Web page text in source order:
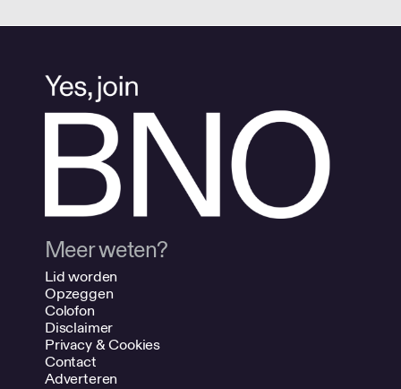
Meer weten?
Lid worden
Opzeggen
Colofon
Disclaimer
Privacy & Cookies
Contact
Adverteren